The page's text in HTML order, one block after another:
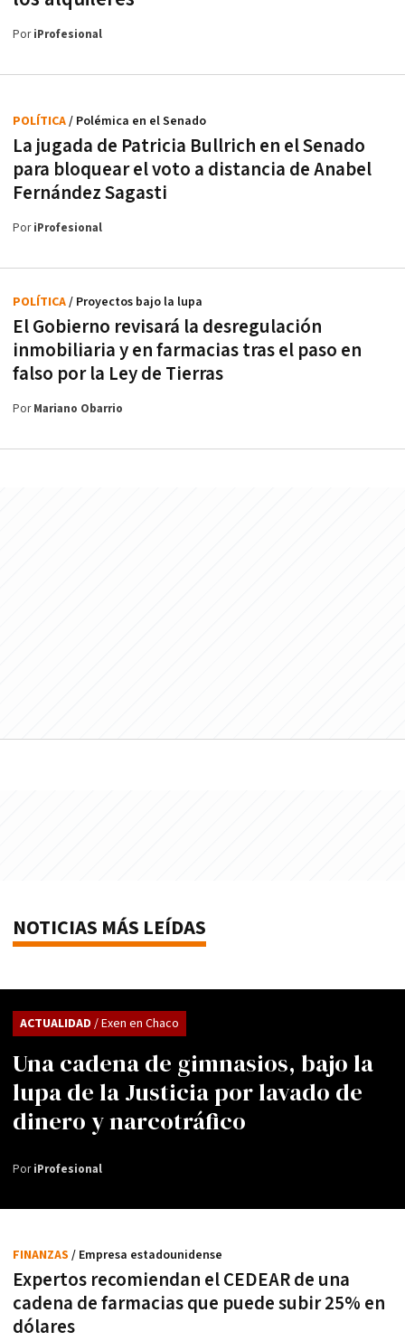
PoriProfesional
La jugada de Patricia Bullrich en el Senado
para bloquear el voto a distancia de Anabel
Fernández Sagasti
POLÍTICA/ Polémica en el Senado
PoriProfesional
El Gobierno revisará la desregulación
inmobiliaria y en farmacias tras el paso en
falso por la Ley de Tierras
POLÍTICA/ Proyectos bajo la lupa
PorMariano Obarrio
NOTICIAS MÁS LEÍDAS
Una cadena de gimnasios, bajo la
lupa de la Justicia por lavado de
dinero y narcotráfico
ACTUALIDAD / Exen en Chaco
PoriProfesional
Expertos recomiendan el CEDEAR de una
cadena de farmacias que puede subir 25% en
dólares
FINANZAS / Empresa estadounidense